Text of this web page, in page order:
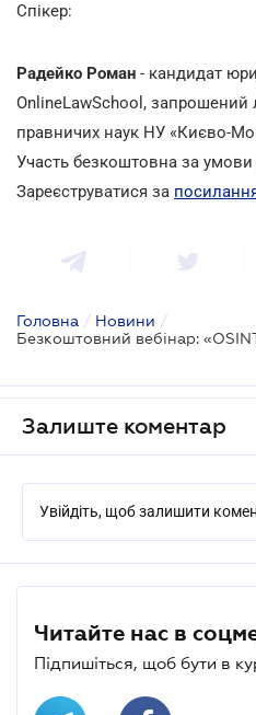
Спікер:
Радейко Роман - кандидат
OnlineLawSchool, запрошений
правничих наук НУ «Києво-
Участь безкоштовна за умови
Зареєструватися за
Головна / Новини /
Залиште коментар
Увійдіть, щоб залишити
Читайте нас в
Підпишіться, щоб бути в